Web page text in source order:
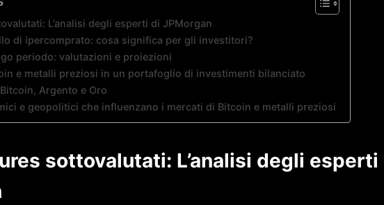
L’analisi degli esperti di JPMorgan
di ipercomprato: cosa significa per gli investitori?
periodo: valutazioni e proiezioni
e metalli preziosi in un portafoglio di investimenti bilanciato
Argento e Oro
e geopolitici che influenzano i mercati di Bitcoin e metalli preziosi
sottovalutati: L’analisi degli esperti